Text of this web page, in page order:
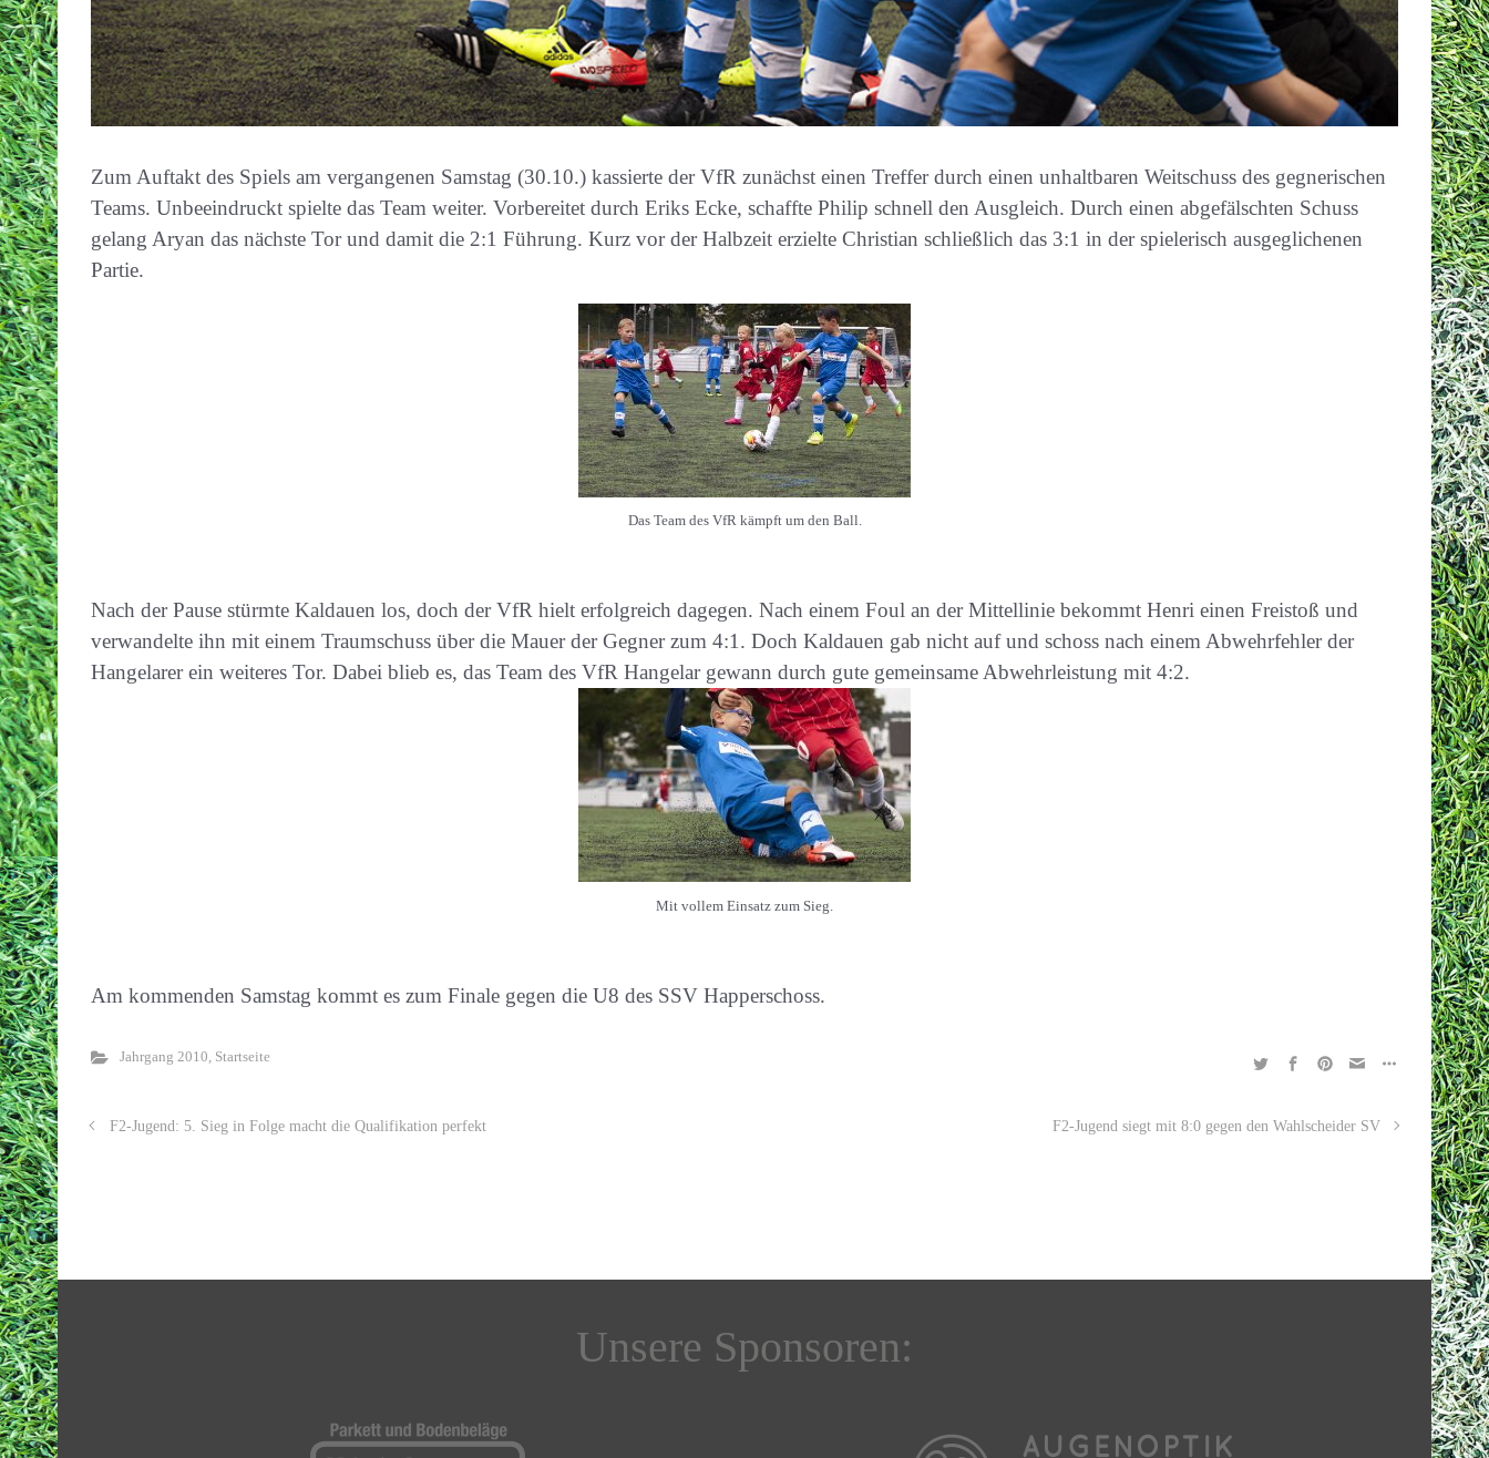
Zum Auftakt des Spiels am vergangenen Samstag (30.10.) kassierte der VfR zunächst einen Treffer durch einen unhaltbaren Weitschuss des gegnerischen
Teams. Unbeeindruckt spielte das Team weiter. Vorbereitet durch Eriks Ecke, schaffte Philip schnell den Ausgleich. Durch einen abgefälschten Schuss
gelang Aryan das nächste Tor und damit die 2:1 Führung. Kurz vor der Halbzeit erzielte Christian schließlich das 3:1 in der spielerisch ausgeglichenen
Partie.
Das Team des VfR kämpft um den Ball.
Nach der Pause stürmte Kaldauen los, doch der VfR hielt erfolgreich dagegen. Nach einem Foul an der Mittellinie bekommt Henri einen Freistoß und
verwandelte ihn mit einem Traumschuss über die Mauer der Gegner zum 4:1. Doch Kaldauen gab nicht auf und schoss nach einem Abwehrfehler der
Hangelarer ein weiteres Tor. Dabei blieb es, das Team des VfR Hangelar gewann durch gute gemeinsame Abwehrleistung mit 4:2.
Mit vollem Einsatz zum Sieg.
Am kommenden Samstag kommt es zum Finale gegen die U8 des SSV Happerschoss.
Jahrgang 2010, Startseite
F2-Jugend: 5. Sieg in Folge macht die Qualifikation perfekt F2-Jugend siegt mit 8:0 gegen den Wahlscheider SV
Unsere Sponsoren: